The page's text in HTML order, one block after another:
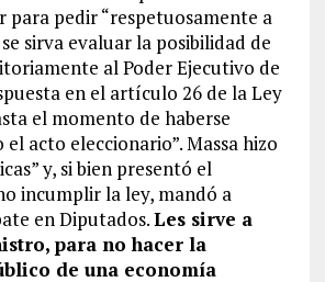
pedir “respetuosamente a
sirva evaluar la posibilidad de
al Poder Ejecutivo de
en el artículo 26 de la Ley
el momento de haberse
acto eleccionario”. Massa hizo
y, si bien presentó el
incumplir la ley, mandó a
en Diputados.Les sirve a
para no hacer la
de una economía